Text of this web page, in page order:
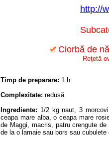
http://
Ciorbă de
Reţetă
Timp de preparare: 1 h
Complexitate: redusă
Ingrediente: 1/2 kg naut, 3
ceapa mare alba, o ceapa mare
de Maggi, macris, patru crengute
de la o lamaie sau bors sau cubulete